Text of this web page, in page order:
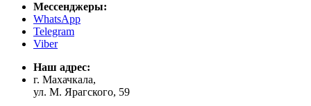
Мессенджеры:
WhatsApp
Telegram
Viber
Наш адрес:
г. Махачкала,
ул. М. Ярагского, 59